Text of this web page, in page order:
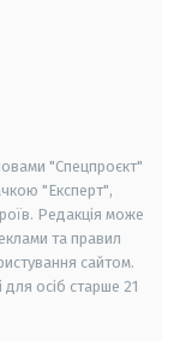
"Спецпроєкт"
"Експерт",
Редакція може
та правил
сайтом.
для осіб старше 21